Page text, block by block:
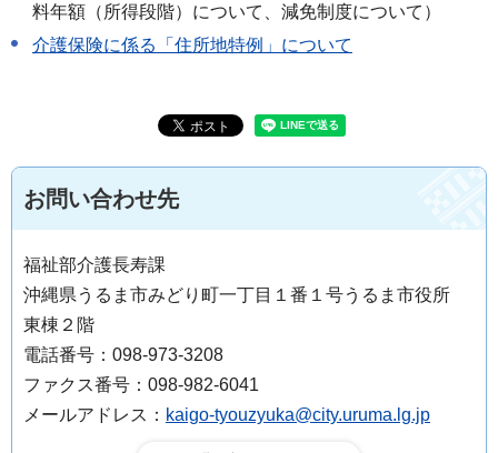
料年額（所得段階）について、減免制度について）
介護保険に係る「住所地特例」について
お問い合わせ先
福祉部介護長寿課
沖縄県うるま市みどり町一丁目１番１号うるま市役所
東棟２階
電話番号：098-973-3208
ファクス番号：098-982-6041
メールアドレス： kaigo-tyouzyuka@city.uruma.lg.jp